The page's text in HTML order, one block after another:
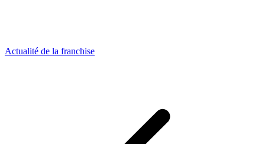
Actualité de la franchise